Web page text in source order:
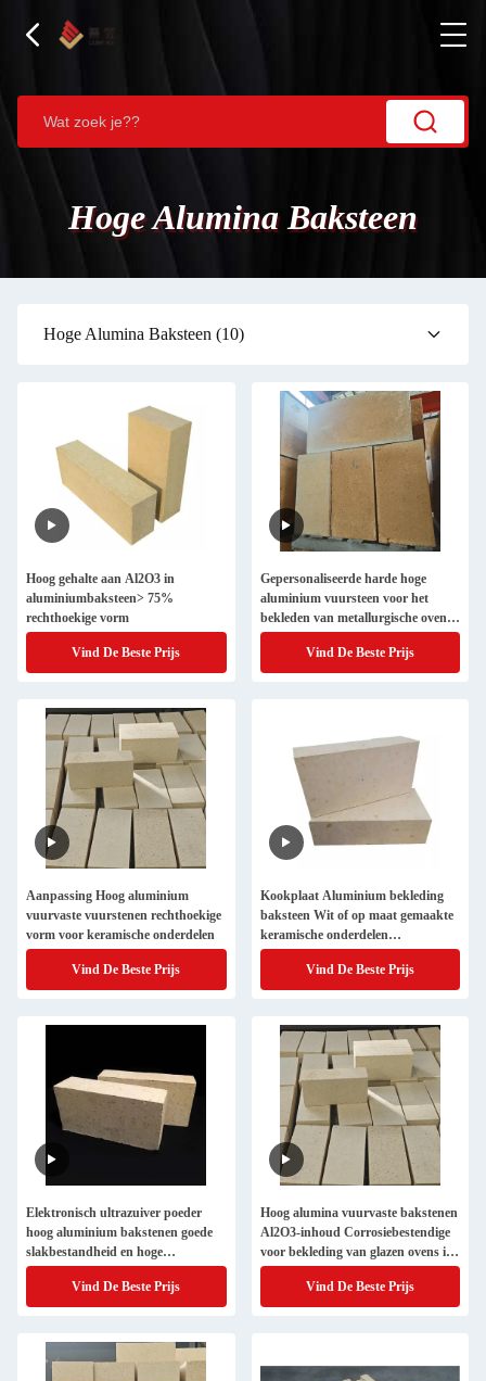
Hoge Alumina Baksteen
Hoge Alumina Baksteen (10)
Hoog gehalte aan Al2O3 in
aluminiumbaksteen> 75%
rechthoekige vorm
Vind De Beste Prijs
Gepersonaliseerde harde hoge
aluminium vuursteen voor het
bekleden van metallurgische ovens
Elektronisch ultrazuiver poeder
Vind De Beste Prijs
Aanpassing Hoog aluminium
vuurvaste vuurstenen rechthoekige
vorm voor keramische onderdelen
Vind De Beste Prijs
Kookplaat Aluminium bekleding
baksteen Wit of op maat gemaakte
keramische onderdelen
Hoogtemperatuur vuurbaksteen
Vind De Beste Prijs
Elektronisch ultrazuiver poeder
hoog aluminium bakstenen goede
slakbestandheid en hoge
temperatuur van 1650C
Vind De Beste Prijs
Hoog alumina vuurvaste bakstenen
Al2O3-inhoud Corrosiebestendige
voor bekleding van glazen ovens in
wit of op maat
Vind De Beste Prijs